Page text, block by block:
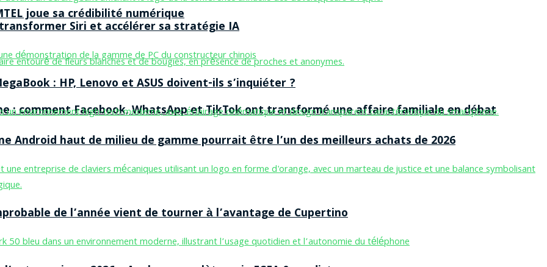
joue sa crédibilité numérique
: comment Facebook, WhatsApp et TikTok ont transformé une affaire familiale en débat
transformer Siri et accélérer sa stratégie IA
: HP, Lenovo et ASUS doivent-ils s’inquiéter ?
Android haut de milieu de gamme pourrait être l’un des meilleurs achats de 2026
de l’année vient de tourner à l’avantage de Cupertino